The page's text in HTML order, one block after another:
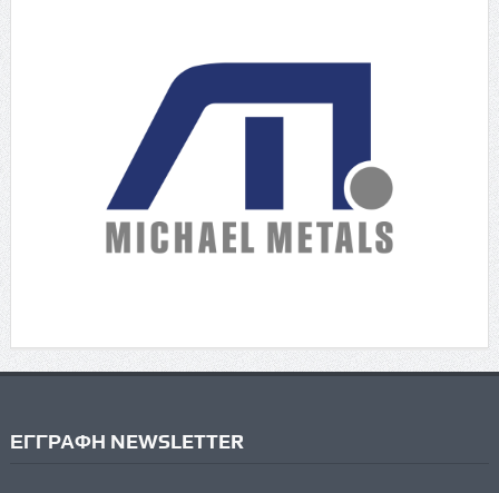
ΕΓΓΡΑΦΗ NEWSLETTER